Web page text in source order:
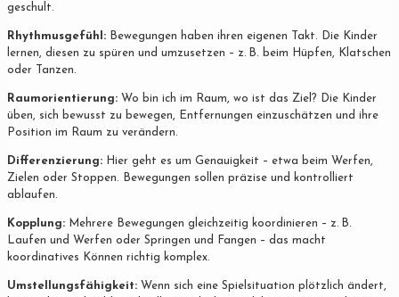
geschult.
Rhythmusgefühl: Bewegungen haben ihren eigenen Takt. Die Kinder
lernen, diesen zu spüren und umzusetzen – z. B. beim Hüpfen, Klatschen
oder Tanzen.
Raumorientierung: Wo bin ich im Raum, wo ist das Ziel? Die Kinder
üben, sich bewusst zu bewegen, Entfernungen einzuschätzen und ihre
Position im Raum zu verändern.
Differenzierung: Hier geht es um Genauigkeit – etwa beim Werfen,
Zielen oder Stoppen. Bewegungen sollen präzise und kontrolliert
ablaufen.
Kopplung: Mehrere Bewegungen gleichzeitig koordinieren – z. B.
Laufen und Werfen oder Springen und Fangen – das macht
koordinatives Können richtig komplex.
Umstellungsfähigkeit: Wenn sich eine Spielsituation plötzlich ändert,